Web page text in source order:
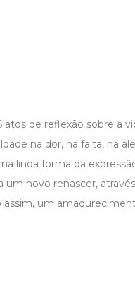
de reflexão sobre a
na dor, na falta, na
linda forma da
um novo renascer,
um